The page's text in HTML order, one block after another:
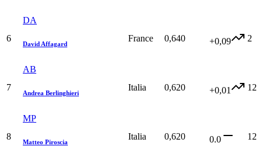
6
DA
David Affagard
France 0,640 +0,09 2
7
AB
Andrea Berlinghieri
Italia 0,620 +0,01 12
8
MP
Matteo Piroscia
Italia 0,620 0.0 12